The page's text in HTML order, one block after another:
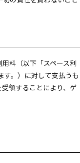
料（以下「スペース利
。）に対して支払うも
領することにより、ゲ